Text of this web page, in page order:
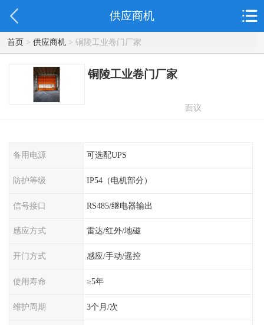
供应商机
首页> 供应商机> 铜陵工业卷门厂家
铜陵工业卷门厂家
面议
备用电源 可选配UPS
防护等级 IP54（电机部分）
信号接口 RS485/继电器输出
感应方式 雷达/红外/地磁
开门方式 感应/手动/遥控
使用寿命 ≥5年
维护周期 3个月/次